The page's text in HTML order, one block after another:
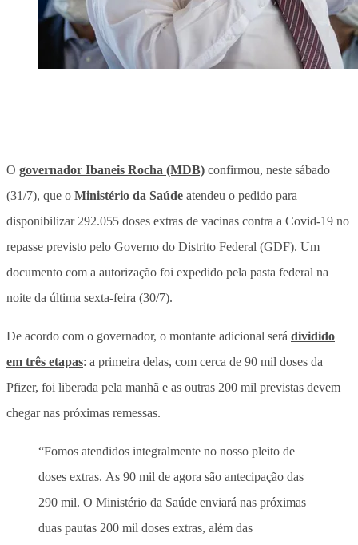
O governador Ibaneis Rocha (MDB) confirmou, neste sábado
(31/7), que o Ministério da Saúde atendeu o pedido para
disponibilizar 292.055 doses extras de vacinas contra a Covid-19 no
repasse previsto pelo Governo do Distrito Federal (GDF). Um
documento com a autorização foi expedido pela pasta federal na
noite da última sexta-feira (30/7).
De acordo com o governador, o montante adicional será dividido
em três etapas: a primeira delas, com cerca de 90 mil doses da
Pfizer, foi liberada pela manhã e as outras 200 mil previstas devem
chegar nas próximas remessas.
“Fomos atendidos integralmente no nosso pleito de
doses extras. As 90 mil de agora são antecipação das
290 mil. O Ministério da Saúde enviará nas próximas
duas pautas 200 mil doses extras, além das